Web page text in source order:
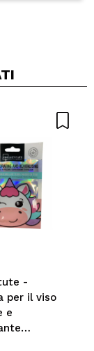
-
per il viso
e